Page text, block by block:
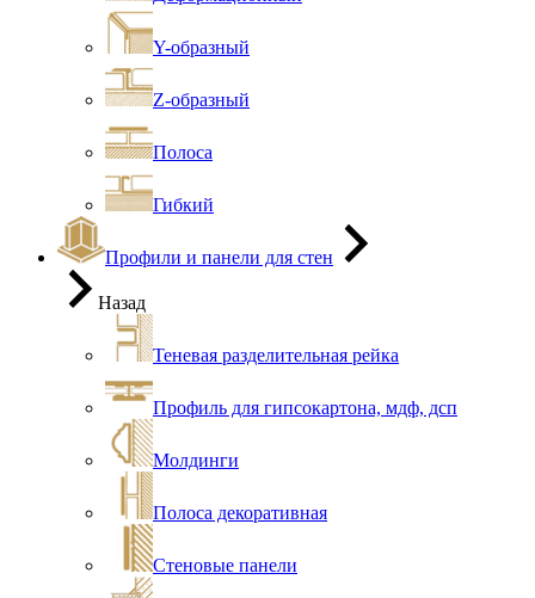
Y-образный
Z-образный
Полоса
Гибкий
Профили и панели для стен
Назад
Теневая разделительная рейка
Профиль для гипсокартона, мдф, дсп
Молдинги
Полоса декоративная
Стеновые панели